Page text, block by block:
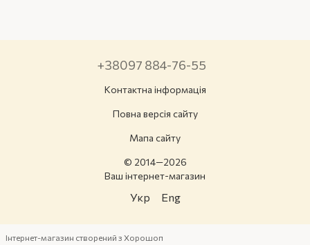
+38097 884-76-55
Контактна інформація
Повна версія сайту
Мапа сайту
© 2014—2026
Ваш інтернет-магазин
Укр Eng
Інтернет-магазин створений з Хорошоп